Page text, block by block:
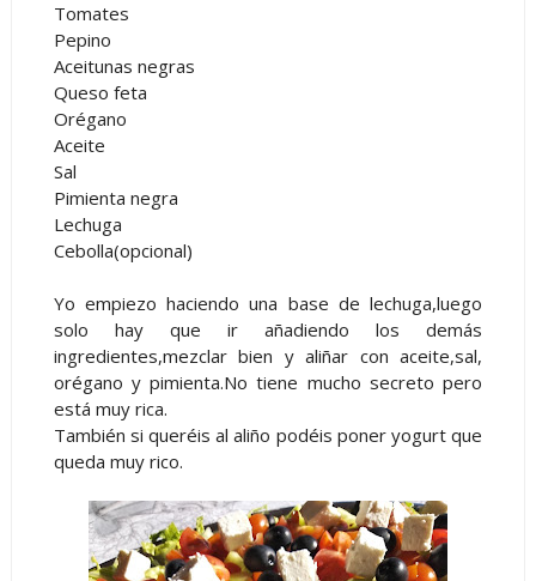
Tomates
Pepino
Aceitunas negras
Queso feta
Orégano
Aceite
Sal
Pimienta negra
Lechuga
Cebolla(opcional)
Yo empiezo haciendo una base de lechuga,luego
solo hay que ir añadiendo los demás
ingredientes,mezclar bien y aliñar con aceite,sal,
orégano y pimienta.No tiene mucho secreto pero
está muy rica.
También si queréis al aliño podéis poner yogurt que
queda muy rico.